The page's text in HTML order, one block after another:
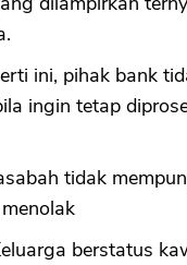
ini, pihak bank
ingin tetap
tidak
berstatus